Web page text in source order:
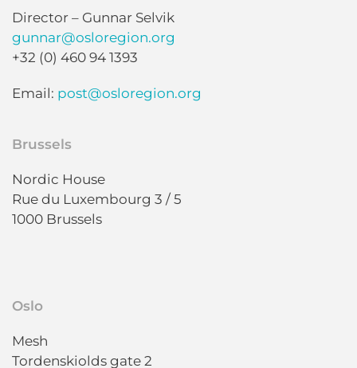
Director – Gunnar Selvik
gunnar@osloregion.org
+32 (0) 460 94 1393
Email: post@osloregion.org
Brussels
Nordic House
Rue du Luxembourg 3 / 5
1000 Brussels
Oslo
Mesh
Tordenskiolds gate 2